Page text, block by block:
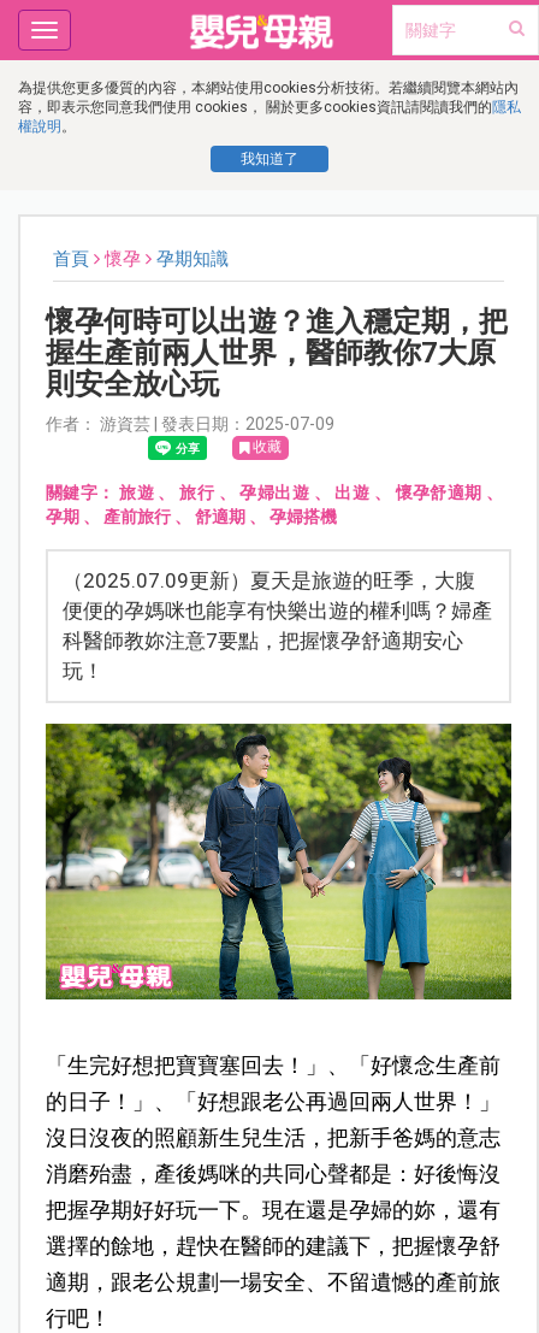
為提供您更多優質的內容，本網站使用cookies分析技術。若繼續閱覽本網站內
容，即表示您同意我們使用 cookies， 關於更多cookies資訊請閱讀我們的隱私
權說明 。
我知道了
Toggle
navigation
首頁 懷孕 孕期知識
懷孕何時可以出遊？進入穩定期，把
握生產前兩人世界，醫師教你7大原
則安全放心玩
作者： 游資芸 | 發表日期：2025-07-09
收藏
關鍵字：旅遊、旅行 、孕婦出遊 、 出遊 、懷孕舒適期 、
孕期 、 產前旅行、 舒適期 、 孕婦搭機
（2025.07.09更新）夏天是旅遊的旺季，大腹
便便的孕媽咪也能享有快樂出遊的權利嗎？婦產
科醫師教妳注意7要點，把握懷孕舒適期安心
玩！
「生完好想把寶寶塞回去！」、「好懷念生產前
的日子！」、「好想跟老公再過回兩人世界！」
沒日沒夜的照顧新生兒生活，把新手爸媽的意志
消磨殆盡，產後媽咪的共同心聲都是：好後悔沒
把握孕期好好玩一下。現在還是孕婦的妳，還有
選擇的餘地，趕快在醫師的建議下，把握懷孕舒
適期，跟老公規劃一場安全、不留遺憾的產前旅
行吧！